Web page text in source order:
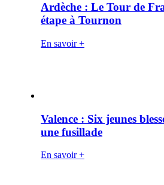
Ardèche : Le Tour de
étape à Tournon
En savoir +
Valence : Six jeunes
une fusillade
En savoir +